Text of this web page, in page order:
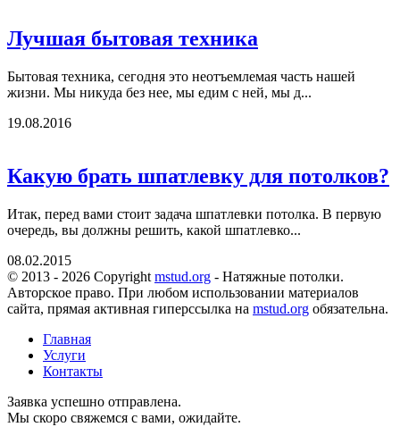
Лучшая бытовая техника
Бытовая техника, сегодня это неотъемлемая часть нашей
жизни. Мы никуда без нее, мы едим с ней, мы д...
19.08.2016
Какую брать шпатлевку для потолков?
Итак, перед вами стоит задача шпатлевки потолка. В первую
очередь, вы должны решить, какой шпатлевко...
08.02.2015
© 2013 - 2026 Copyright mstud.org - Натяжные потолки.
Авторское право. При любом использовании материалов
сайта, прямая активная гиперссылка на mstud.org обязательна.
Главная
Услуги
Контакты
Заявка успешно отправлена.
Мы скоро свяжемся с вами, ожидайте.